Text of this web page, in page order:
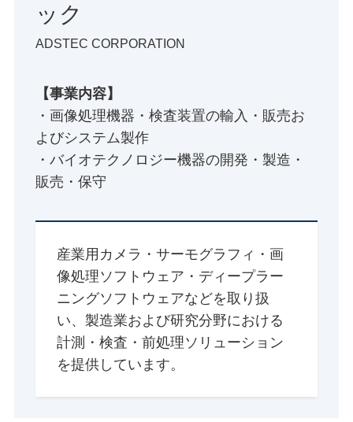
ック
ADSTEC CORPORATION
【事業内容】
・画像処理機器・検査装置の輸入・販売お
よびシステム製作
・バイオテクノロジー機器の開発・製造・
販売・保守
産業用カメラ・サーモグラフィ・画
像処理ソフトウェア・ディープラー
ニングソフトウェアなどを取り扱
い、製造業および研究分野における
計測・検査・前処理ソリューション
を提供しています。